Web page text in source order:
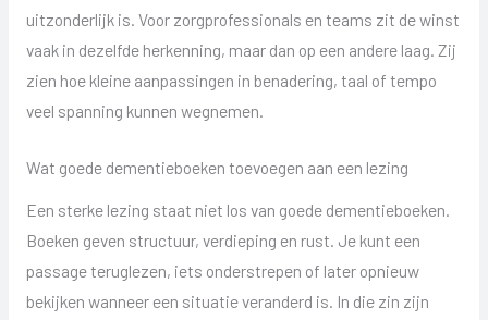
uitzonderlijk is. Voor zorgprofessionals en teams zit de winst
vaak in dezelfde herkenning, maar dan op een andere laag. Zij
zien hoe kleine aanpassingen in benadering, taal of tempo
veel spanning kunnen wegnemen.
Wat goede dementieboeken toevoegen aan een lezing
Een sterke lezing staat niet los van goede dementieboeken.
Boeken geven structuur, verdieping en rust. Je kunt een
passage teruglezen, iets onderstrepen of later opnieuw
bekijken wanneer een situatie veranderd is. In die zin zijn